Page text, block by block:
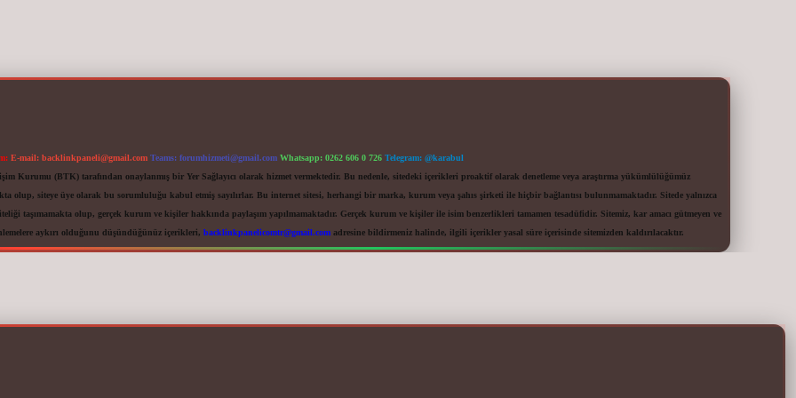
E-mail: backlinkpaneli@gmail.com Teams: forumhizmeti@gmail.com Whatsapp: 0262 606 0 726 Telegram: @karabul
Kurumu (BTK) tarafından onaylanmış bir Yer Sağlayıcı olarak hizmet vermektedir. Bu nedenle, sitedeki içerikleri proaktif olarak denetleme veya araştırma yükümlülüğümüz
olup, siteye üye olarak bu sorumluluğu kabul etmiş sayılırlar. Bu internet sitesi, herhangi bir marka, kurum veya şahıs şirketi ile hiçbir bağlantısı bulunmamaktadır. Sitede yalnızca
taşımamakta olup, gerçek kurum ve kişiler hakkında paylaşım yapılmamaktadır. Gerçek kurum ve kişiler ile isim benzerlikleri tamamen tesadüfidir. Sitemiz, kar amacı gütmeyen ve
aykırı olduğunu düşündüğünüz içerikleri, backlinkpanelicomtr@gmail.com adresine bildirmeniz halinde, ilgili içerikler yasal süre içerisinde sitemizden kaldırılacaktır.